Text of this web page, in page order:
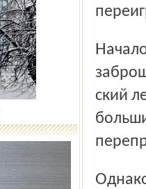
Начало второго периода ознаменовалось ещё одной
ский
Однако самый опытный снайпер «Локомотива»